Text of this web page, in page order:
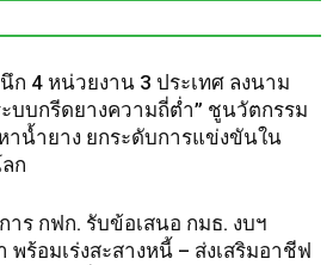
ก 4 หน่วยงาน 3 ประเทศ ลงนาม
ะบบกรีดยางความถี่ต่ำ” ชูนวัตกรรม
น้ำยาง ยกระดับการแข่งขันใน
ก
าร กฟก. รับข้อเสนอ กมธ. งบฯ
พร้อมเร่งสะสางหนี้ – ส่งเสริมอาชีฟ